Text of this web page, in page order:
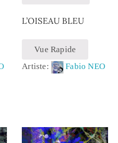
L’OISEAU BLEU
Vue Rapide
Artiste:
Fabio NEO